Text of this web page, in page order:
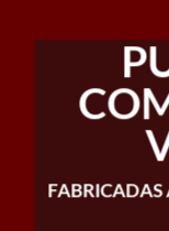
FABRICADAS